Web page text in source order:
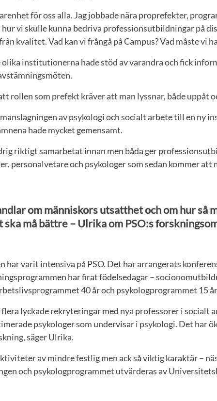
för oss alla. Jag jobbade nära proprefekter,
vi skulle kunna bedriva professionsutbildningar på
kvalitet. Vad kan vi frångå på Campus? Vad måste vi
institutionerna hade stöd av varandra och fick
rollen som prefekt kräver att man lyssnar, både uppåt
av psykologi och socialt arbete till en ny
hade mycket gemensamt.
riktigt samarbetat innan men båda ger
personalvetare och psykologer som sedan kommer att
om människors utsatthet och om hur så
ska må bättre – Ulrika om PSO:s
har varit intensiva på PSO. Det har arrangerats
har firat födelsedagar –
40 år och psykologprogrammet 15
lyckade rekryteringar med nya professorer i socialt
psykologer som undervisar i psykologi. Det har
säger Ulrika.
av mindre festlig men ack så viktig karaktär –
och psykologprogrammet utvärderas av